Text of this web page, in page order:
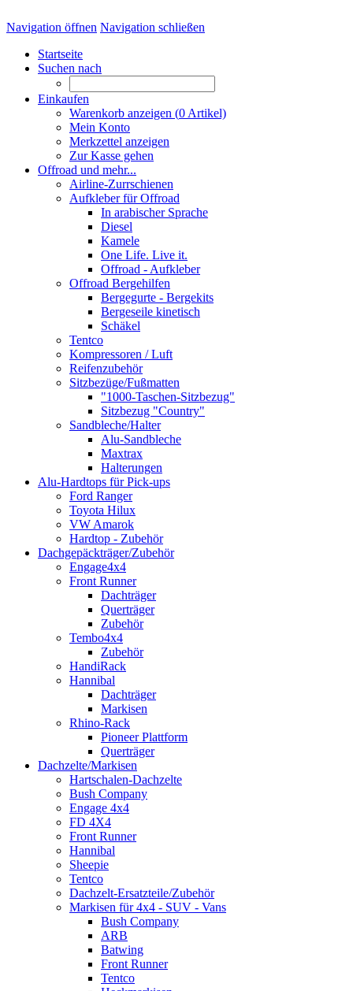
Navigation öffnen Navigation schließen
Startseite
Suchen nach
Einkaufen
Warenkorb anzeigen (0 Artikel)
Mein Konto
Merkzettel anzeigen
Zur Kasse gehen
Offroad und mehr...
Airline-Zurrschienen
Aufkleber für Offroad
In arabischer Sprache
Diesel
Kamele
One Life. Live it.
Offroad - Aufkleber
Offroad Bergehilfen
Bergegurte - Bergekits
Bergeseile kinetisch
Schäkel
Tentco
Kompressoren / Luft
Reifenzubehör
Sitzbezüge/Fußmatten
"1000-Taschen-Sitzbezug"
Sitzbezug "Country"
Sandbleche/Halter
Alu-Sandbleche
Maxtrax
Halterungen
Alu-Hardtops für Pick-ups
Ford Ranger
Toyota Hilux
VW Amarok
Hardtop - Zubehör
Dachgepäckträger/Zubehör
Engage4x4
Front Runner
Dachträger
Querträger
Zubehör
Tembo4x4
Zubehör
HandiRack
Hannibal
Dachträger
Markisen
Rhino-Rack
Pioneer Plattform
Querträger
Dachzelte/Markisen
Hartschalen-Dachzelte
Bush Company
Engage 4x4
FD 4X4
Front Runner
Hannibal
Sheepie
Tentco
Dachzelt-Ersatzteile/Zubehör
Markisen für 4x4 - SUV - Vans
Bush Company
ARB
Batwing
Front Runner
Tentco